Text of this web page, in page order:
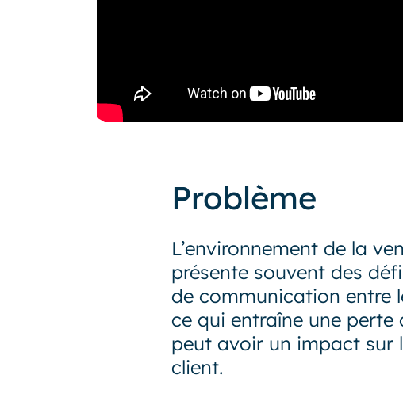
Problème
L’environnement de la
présente souvent des
de communication entre
ce qui entraîne une perte
peut avoir un impact sur
client.